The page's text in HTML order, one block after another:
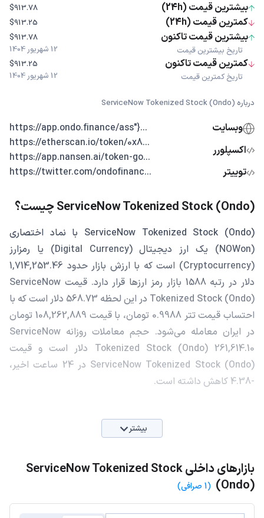
بیشترین قیمت (24h) $913.78
کمترین قیمت (24h) $913.25
بیشترین قیمت تاکنون
تاریخ بیشترین قیمت
$913.78
12 شهریور 1404
کمترین قیمت تاکنون
تاریخ کمترین قیمت
$913.25
12 شهریور 1404
درباره ServiceNow Tokenized Stock (Ondo)
وبسایت
...{"https://app.ondo.finance/ass
اکسپلورر
...https://etherscan.io/token/0x8
...https://app.nansen.ai/token-go
توییتر
...https://twitter.com/ondofinanc
ServiceNow Tokenized Stock (Ondo) چیست؟
ServiceNow Tokenized Stock (Ondo) با نماد اختصاری
(NOWon) یک ارز دیجیتال (Digital Currency) یا رمزارز
(Cryptocurrency) است که با ارزش بازار حدود 1,714,253.46
دلار در رتبه 1588 بازار رمز ارزها قرار دارد. قیمت ServiceNow
Tokenized Stock (Ondo) در این لحظه 568.73 دلار است که با
احتساب قیمت تتر 0.9988 تومان، با قیمت 108,262,889 تومان
در ایران معامله می‌شود. حجم معاملات روزانه ServiceNow
Tokenized Stock (Ondo) 261,614.10 دلار است و قیمت
ServiceNow Tokenized Stock (Ondo) در 24 ساعت اخیر،
-4.38 کاهش داشته است.
بیشتر
بازارهای داخلی ServiceNow Tokenized Stock
(Ondo) (1 صرافی)